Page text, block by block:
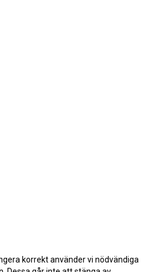
korrekt använder vi nödvändiga